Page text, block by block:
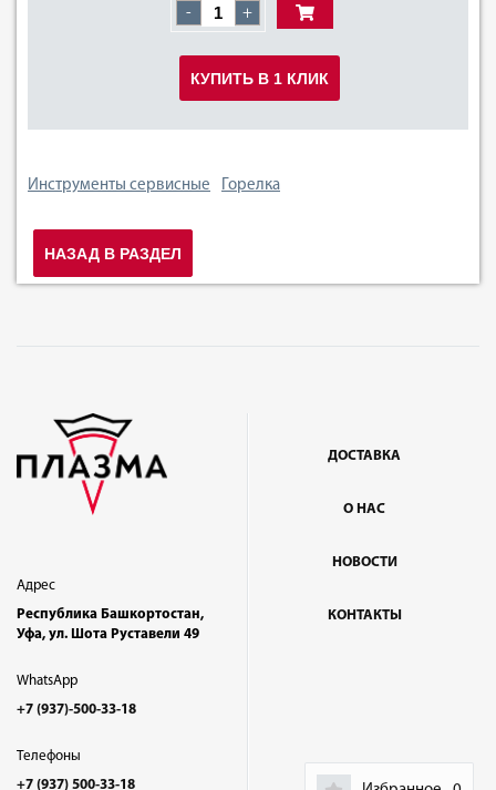
- +
КУПИТЬ В 1 КЛИК
Инструменты сервисные Горелка
НАЗАД В РАЗДЕЛ
Адрес
Республика Башкортостан,
Уфа, ул. Шота Руставели 49
WhatsApp
+7 (937)-500-33-18
Телефоны
+7 (937) 500-33-18
ДОСТАВКА
О НАС
НОВОСТИ
КОНТАКТЫ